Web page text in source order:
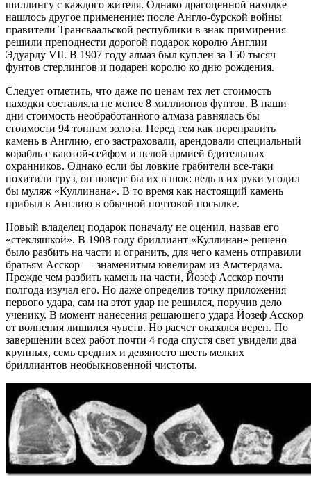
шиллингу с каждого жителя. Однако драгоценной находке
нашлось другое применение: после Англо-бурской войны
правители Трансваальской республики в знак примирения
решили преподнести дорогой подарок королю Англии
Эдуарду VII. В 1907 году алмаз был куплен за 150 тысяч
фунтов стерлингов и подарен королю ко дню рождения.
Следует отметить, что даже по ценам тех лет стоимость
находки составляла не менее 8 миллионов фунтов. В наши
дни стоимость необработанного алмаза равнялась бы
стоимости 94 тоннам золота. Перед тем как переправить
камень в Англию, его застраховали, арендовали специальный
корабль с каютой-сейфом и целой армией бдительных
охранников. Однако если бы ловкие грабители все-таки
похитили груз, он поверг бы их в шок: ведь в их руки угодил
бы муляж «Куллинана». В то время как настоящий камень
прибыл в Англию в обычной почтовой посылке.
Новый владелец подарок поначалу не оценил, назвав его
«стекляшкой». В 1908 году бриллиант «Куллинан» решено
было разбить на части и огранить, для чего камень отправили
братьям Асскор — знаменитым ювелирам из Амстердама.
Прежде чем разбить камень на части, Йозеф Асскор почти
полгода изучал его. Но даже определив точку приложения
первого удара, сам на этот удар не решился, поручив дело
ученику. В момент нанесения решающего удара Йозеф Асскор
от волнения лишился чувств. Но расчет оказался верен. По
завершении всех работ почти 4 года спустя свет увидели два
крупных, семь средних и девяносто шесть мелких
бриллиантов необыкновенной чистоты.